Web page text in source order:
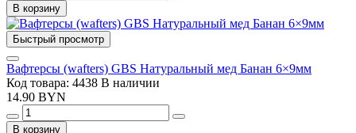
В корзину
Быстрый просмотр
Вафтерсы (wafters) GBS Натуральный мед Банан 6×9мм
Код товара: 4438 В наличии
14.90 BYN
В корзину